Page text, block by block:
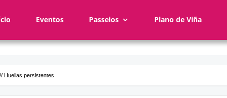
Eventos Passeios Plano de Viña
Huellas persistentes